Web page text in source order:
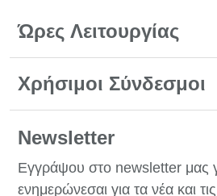
Ώρες Λειτουργίας
Χρήσιμοι Σύνδεσμοι
Newsletter
Εγγράψου στο newsletter μας
ενημερώνεσαι για τα νέα και